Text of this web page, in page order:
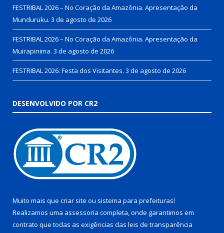
FESTRIBAL 2026 – No Coração da Amazônia. Apresentação da
Munduruku. 3 de agosto de 2026
FESTRIBAL 2026 – No Coração da Amazônia. Apresentação da
Muirapinima. 3 de agosto de 2026
FESTRIBAL 2026: Festa dos Visitantes. 3 de agosto de 2026
DESENVOLVIDO POR CR2
Muito mais que criar site ou sistema para prefeituras!
Realizamos uma assessoria completa, onde garantimos em
contrato que todas as exigências das leis de transparência